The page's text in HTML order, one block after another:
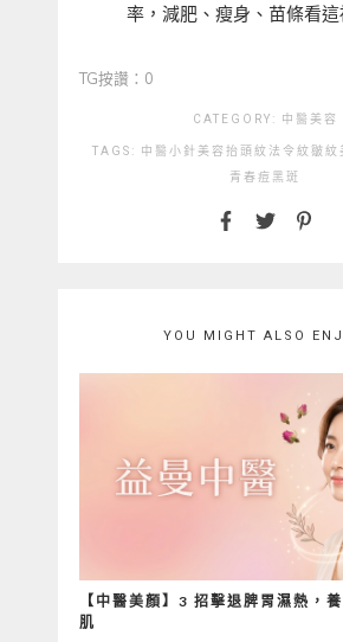
率，減肥、瘦身、苗條看這
TG按讚：0
CATEGORY: 中醫美容
TAGS: 中醫 小針美容 抬頭紋 法令紋皺紋
青春痘 黑斑
YOU MIGHT ALSO
【中醫美顏】3 招擊退脾胃濕熱，
肌